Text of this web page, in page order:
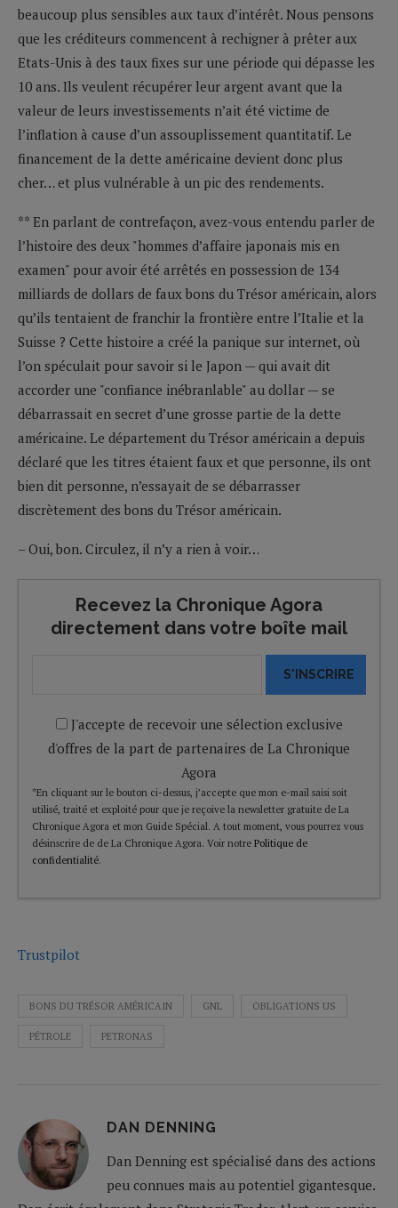
beaucoup plus sensibles aux taux d’intérêt. Nous pensons
que les créditeurs commencent à rechigner à prêter aux
Etats-Unis à des taux fixes sur une période qui dépasse les
10 ans. Ils veulent récupérer leur argent avant que la
valeur de leurs investissements n’ait été victime de
l’inflation à cause d’un assouplissement quantitatif. Le
financement de la dette américaine devient donc plus
cher… et plus vulnérable à un pic des rendements.
** En parlant de contrefaçon, avez-vous entendu parler de
l’histoire des deux "hommes d’affaire japonais mis en
examen" pour avoir été arrêtés en possession de 134
milliards de dollars de faux bons du Trésor américain, alors
qu’ils tentaient de franchir la frontière entre l’Italie et la
Suisse ? Cette histoire a créé la panique sur internet, où
l’on spéculait pour savoir si le Japon — qui avait dit
accorder une "confiance inébranlable" au dollar — se
débarrassait en secret d’une grosse partie de la dette
américaine. Le département du Trésor américain a depuis
déclaré que les titres étaient faux et que personne, ils ont
bien dit personne, n’essayait de se débarrasser
discrètement des bons du Trésor américain.
– Oui, bon. Circulez, il n’y a rien à voir…
Recevez la Chronique Agora
directement dans votre boîte mail
S'INSCRIRE
J'accepte de recevoir une sélection exclusive
d'offres de la part de partenaires de La Chronique
Agora
*En cliquant sur le bouton ci-dessus, j’accepte que mon e-mail saisi soit
utilisé, traité et exploité pour que je reçoive la newsletter gratuite de La
Chronique Agora et mon Guide Spécial. A tout moment, vous pourrez vous
désinscrire de de La Chronique Agora. Voir notre Politique de
confidentialité.
Trustpilot
BONS DU TRÉSOR AMÉRICAIN GNL OBLIGATIONS US
PÉTROLE PETRONAS
DAN DENNING
Dan Denning est spécialisé dans des actions
peu connues mais au potentiel gigantesque.